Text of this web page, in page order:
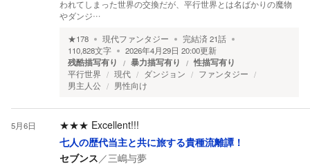
われてしまった世界の交換だが、平行世界とは名ばかりの魔物
やダンジ…
★178 現代ファンタジー 完結済21話
110,828文字 2026年4月29日 20:00更新
残酷描写有り 暴力描写有り 性描写有り
平行世界 現代 ダンジョン
ファンタジー
男主人公
男性向け
5月6日 ★★★ Excellent!!!
七人の歴代当主と共に旅する貴種流離譚！
セブンス／三嶋与夢